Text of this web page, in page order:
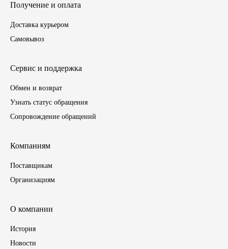
ГАЗПРОМ
Автозапчасти
ЗИЛ
МАЗ
ПАЗ, КАВЗ
Получение и оплата
Доставка курьером
Самовывоз
Сервис и поддержка
Обмен и возврат
Узнать статус обращения
Сопровождение обращений
Компаниям
Поставщикам
Организациям
О компании
История
Новости